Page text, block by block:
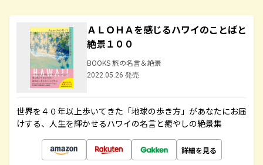
ＡＬＯＨＡを感じるハワイのことばと
絶景１００
BOOKS 旅の名言＆絶景
2022.05.26 発売
世界を４０年以上歩いてきた「地球の歩き方」があなたにお届
けする、人生を輝かせるハワイの名言と癒やしの絶景集
詳細を見る